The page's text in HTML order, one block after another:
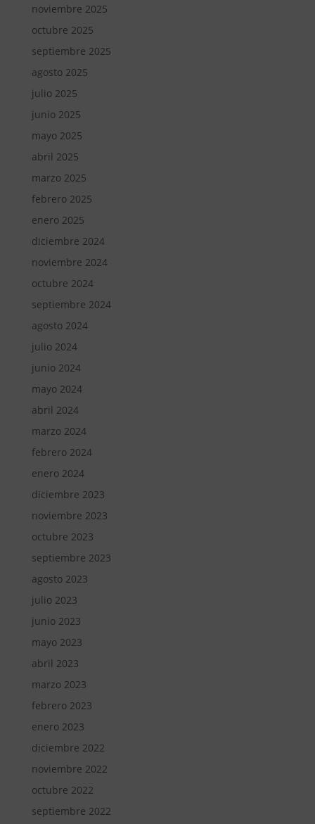
noviembre 2025
octubre 2025
septiembre 2025
agosto 2025
julio 2025
junio 2025
mayo 2025
abril 2025
marzo 2025
febrero 2025
enero 2025
diciembre 2024
noviembre 2024
octubre 2024
septiembre 2024
agosto 2024
julio 2024
junio 2024
mayo 2024
abril 2024
marzo 2024
febrero 2024
enero 2024
diciembre 2023
noviembre 2023
octubre 2023
septiembre 2023
agosto 2023
julio 2023
junio 2023
mayo 2023
abril 2023
marzo 2023
febrero 2023
enero 2023
diciembre 2022
noviembre 2022
octubre 2022
septiembre 2022